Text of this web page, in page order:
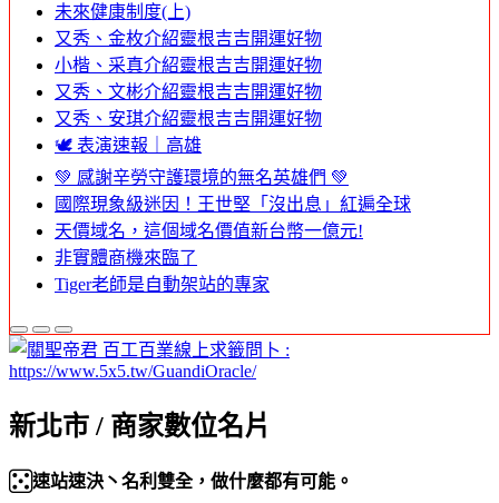
未來健康制度(上)
又秀、金枚介紹靈根吉吉開運好物
小楷、采真介紹靈根吉吉開運好物
又秀、文彬介紹靈根吉吉開運好物
又秀、安琪介紹靈根吉吉開運好物
🕊️ 表演速報｜高雄
💚 感謝辛勞守護環境的無名英雄們 💚
國際現象級迷因！王世堅「沒出息」紅遍全球
天價域名，這個域名價值新台幣一億元!
非實體商機來臨了
Tiger老師是自動架站的專家
新北市 / 商家數位名片
速站速決丶名利雙全，做什麼都有可能。